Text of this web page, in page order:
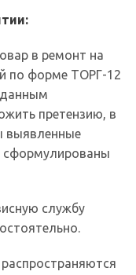
в ремонт на
по форме ТОРГ-12
претензию, в
выявленные
сформулированы
службу